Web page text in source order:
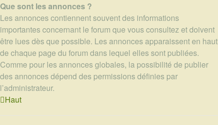
Que sont les annonces ?
Les annonces contiennent souvent des informations
importantes concernant le forum que vous consultez et doivent
être lues dès que possible. Les annonces apparaissent en haut
de chaque page du forum dans lequel elles sont publiées.
Comme pour les annonces globales, la possibilité de publier
des annonces dépend des permissions définies par
l’administrateur.
Haut